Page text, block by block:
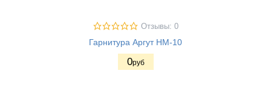
Отзывы: 0
Гарнитура Аргут HМ-10
0руб